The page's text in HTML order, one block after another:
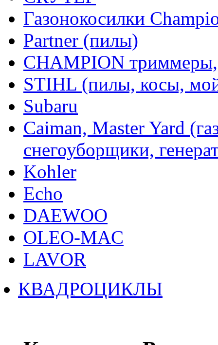
Газонокосилки
Partner (пилы)
CHAMPION
STIHL (пилы, косы,
Subaru
Caiman, Master Yard
снегоуборщики,
Kohler
Echo
DAEWOO
OLEO-MAC
LAVOR
КВАДРОЦИКЛЫ